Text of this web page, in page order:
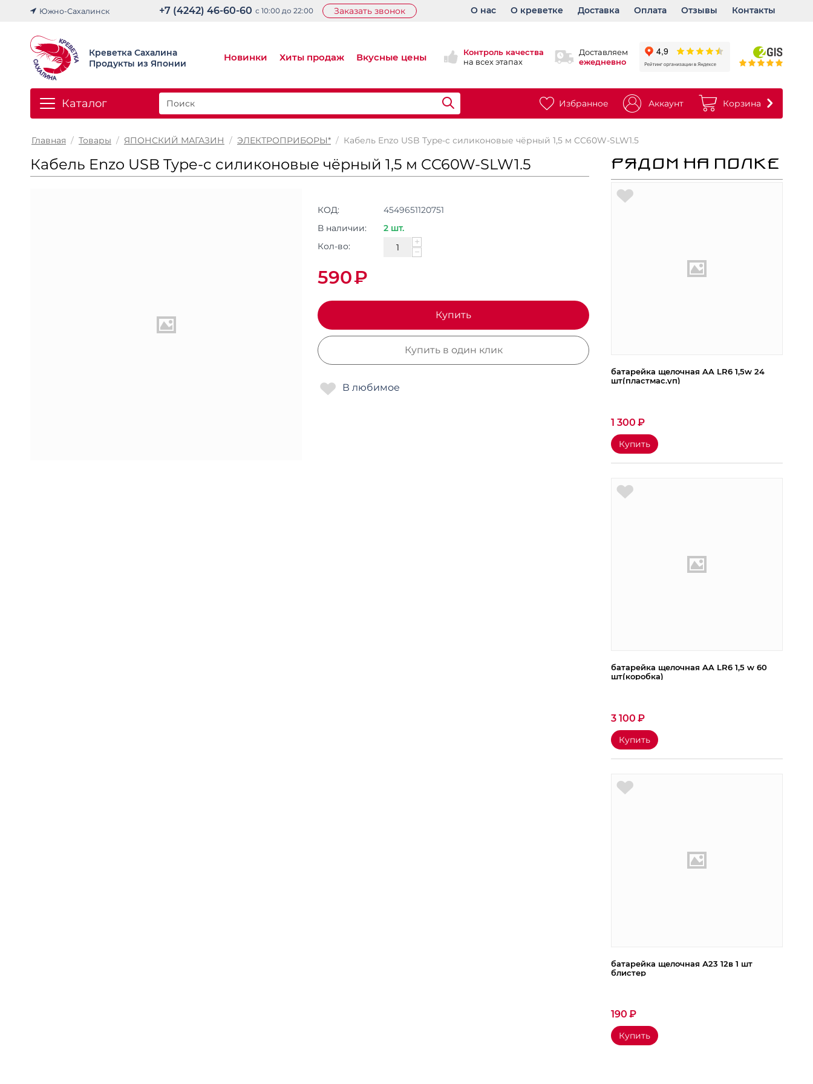
Южно-Сахалинск О нас О креветке Доставка Оплата Отзывы Контакты
+7 (4242) 46-60-60 с 10:00 до 22:00 Заказать звонок
Креветка Сахалина
Продукты из Японии
Доставляем
ежедневно
Контроль качества
на всех этапах
Новинки Хиты продаж Вкусные цены
Каталог Корзина
Аккаунт
Избранное
Главная / Товары / ЯПОНСКИЙ МАГАЗИН / ЭЛЕКТРОПРИБОРЫ* / Кабель Enzo USB Type-c силиконовые чёрный 1,5 м CC60W-SLW1.5
Кабель Enzo USB Type-c силиконовые чёрный 1,5 м CC60W-SLW1.5
КОД:
4549651120751
В наличии:
2 шт.
Кол-во:
+
−
590₽
Купить
Купить в один клик
РЯДОМ НА ПОЛКЕ
батарейка щелочная AA LR6 1,5w 24
шт(пластмас.уп)
1 300 ₽
Купить
батарейка щелочная AA LR6 1,5 w 60
шт(коробка)
3 100 ₽
Купить
батарейка щелочная А23 12в 1 шт
блистер
190 ₽
Купить